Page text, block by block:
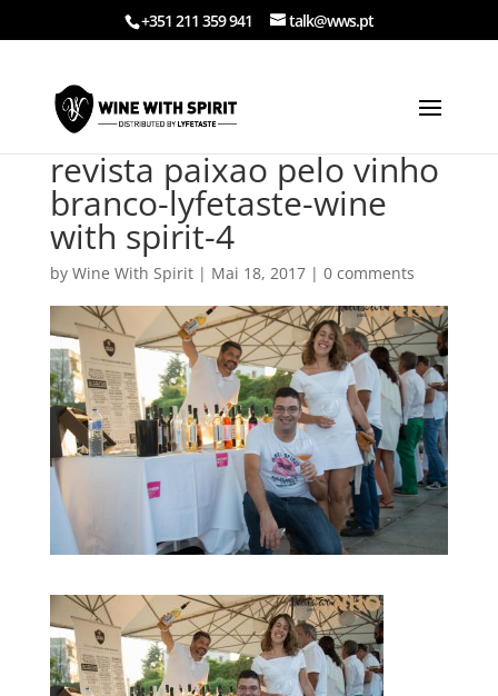
+351 211 359 941 talk@wws.pt
revista paixao pelo vinho
branco-lyfetaste-wine
with spirit-4
by Wine With Spirit| Mai 18, 2017| 0 comments